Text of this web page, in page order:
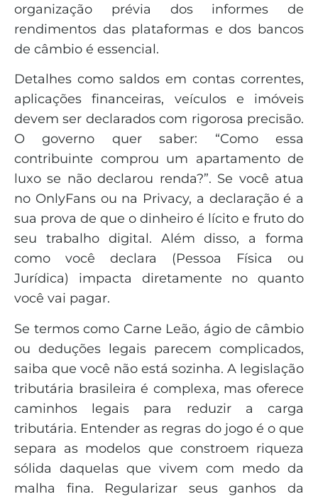
organização prévia dos informes de
rendimentos das plataformas e dos bancos
de câmbio é essencial.
Detalhes como saldos em contas correntes,
aplicações financeiras, veículos e imóveis
devem ser declarados com rigorosa precisão.
O governo quer saber: “Como essa
contribuinte comprou um apartamento de
luxo se não declarou renda?”. Se você atua
no OnlyFans ou na Privacy, a declaração é a
sua prova de que o dinheiro é lícito e fruto do
seu trabalho digital. Além disso, a forma
como você declara (Pessoa Física ou
Jurídica) impacta diretamente no quanto
você vai pagar.
Se termos como Carne Leão, ágio de câmbio
ou deduções legais parecem complicados,
saiba que você não está sozinha. A legislação
tributária brasileira é complexa, mas oferece
caminhos legais para reduzir a carga
tributária. Entender as regras do jogo é o que
separa as modelos que constroem riqueza
sólida daquelas que vivem com medo da
malha fina. Regularizar seus ganhos da